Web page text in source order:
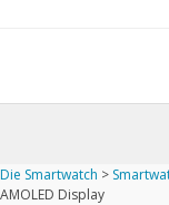
iPhone kaufen
Startseite
Die Smartwatch >
AMOLED Display